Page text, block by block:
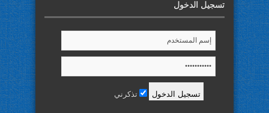
تسجيل الدخول
تذكرني